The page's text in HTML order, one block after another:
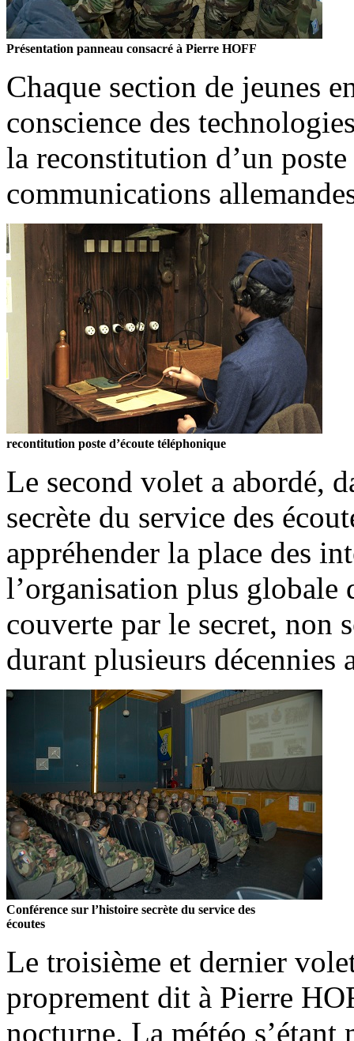
Présentation panneau consacré à Pierre HOFF
Chaque section de jeunes
conscience des
la reconstitution d’un
communications
recontitution poste d’écoute téléphonique
Le second volet a abordé,
secrète du service des
appréhender la place des
l’organisation plus globale
couverte par le secret, non
durant plusieurs décennies
Conférence sur l’histoire secrète du service des
écoutes
Le troisième et dernier
proprement dit à Pierre
nocturne. La météo s’étant